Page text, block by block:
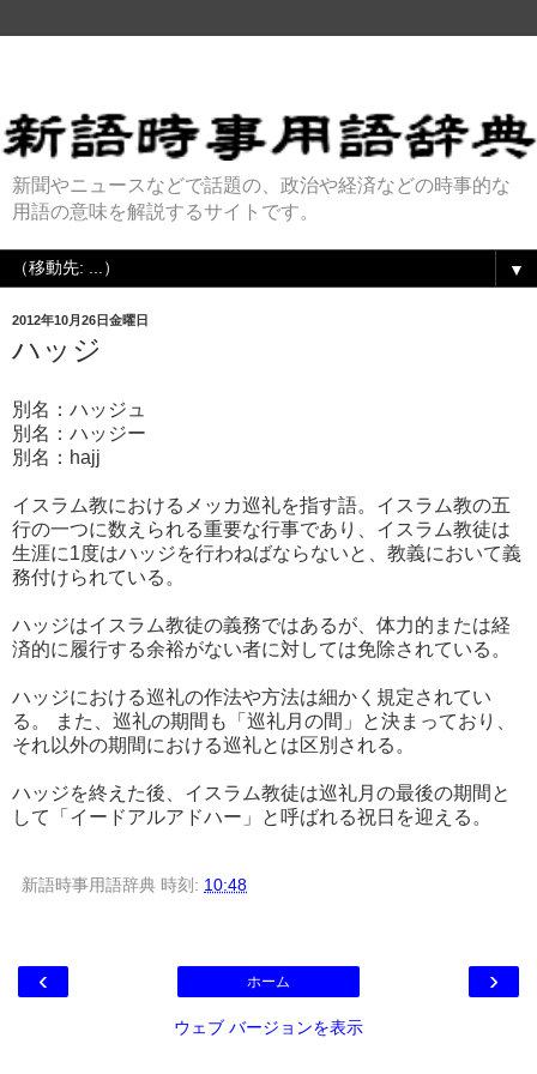
新聞やニュースなどで話題の、政治や経済などの時事的な
用語の意味を解説するサイトです。
▼
2012年10月26日金曜日
ハッジ
別名：ハッジュ
別名：ハッジー
別名：hajj
イスラム教におけるメッカ巡礼を指す語。イスラム教の五
行の一つに数えられる重要な行事であり、イスラム教徒は
生涯に1度はハッジを行わねばならないと、教義において義
務付けられている。
ハッジはイスラム教徒の義務ではあるが、体力的または経
済的に履行する余裕がない者に対しては免除されている。
ハッジにおける巡礼の作法や方法は細かく規定されてい
る。 また、巡礼の期間も「巡礼月の間」と決まっており、
それ以外の期間における巡礼とは区別される。
ハッジを終えた後、イスラム教徒は巡礼月の最後の期間と
して「イードアルアドハー」と呼ばれる祝日を迎える。
新語時事用語辞典 時刻: 10:48
‹ ›
ホーム
ウェブ バージョンを表示